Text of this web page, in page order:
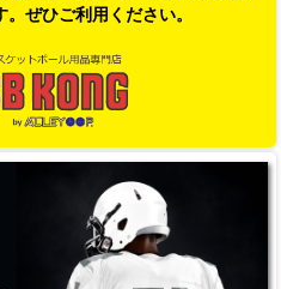
ぜひご利用ください。